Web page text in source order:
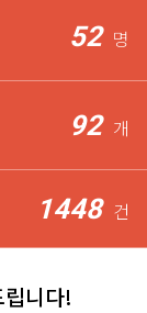
52 명
92 개
1448 건
니다!